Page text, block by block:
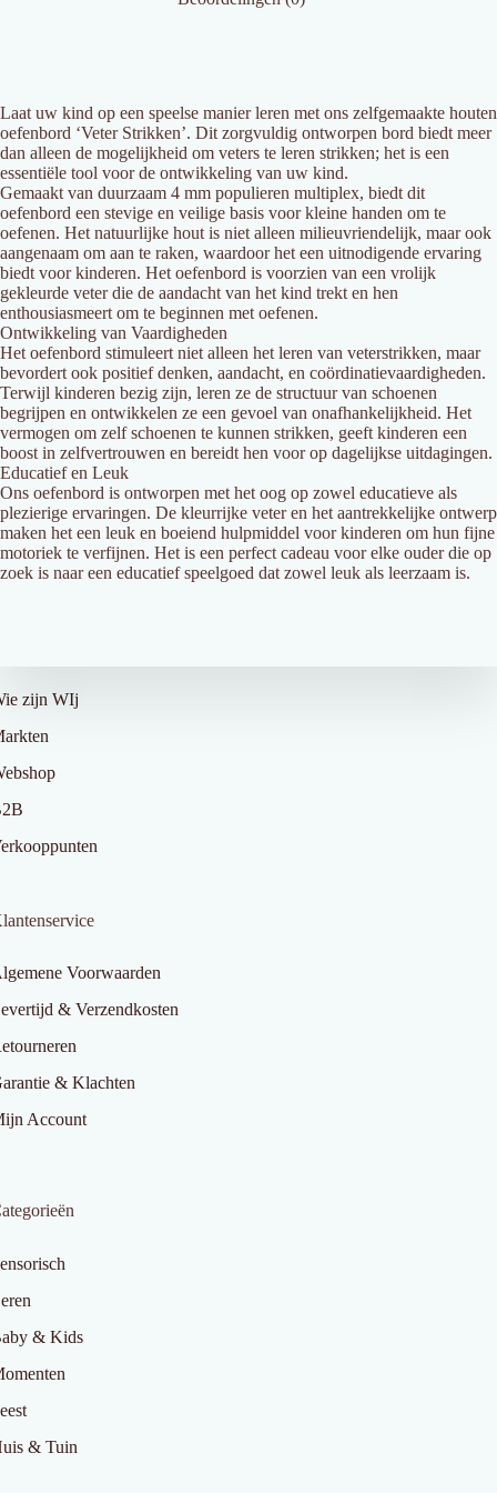
Laat uw kind op een speelse manier leren met ons zelfgemaakte houten
oefenbord ‘Veter Strikken’. Dit zorgvuldig ontworpen bord biedt meer
dan alleen de mogelijkheid om veters te leren strikken; het is een
essentiële tool voor de ontwikkeling van uw kind.
Gemaakt van duurzaam 4 mm populieren multiplex, biedt dit
oefenbord een stevige en veilige basis voor kleine handen om te
oefenen. Het natuurlijke hout is niet alleen milieuvriendelijk, maar ook
aangenaam om aan te raken, waardoor het een uitnodigende ervaring
biedt voor kinderen. Het oefenbord is voorzien van een vrolijk
gekleurde veter die de aandacht van het kind trekt en hen
enthousiasmeert om te beginnen met oefenen.
Ontwikkeling van Vaardigheden
Het oefenbord stimuleert niet alleen het leren van veterstrikken, maar
bevordert ook positief denken, aandacht, en coördinatievaardigheden.
Terwijl kinderen bezig zijn, leren ze de structuur van schoenen
begrijpen en ontwikkelen ze een gevoel van onafhankelijkheid. Het
vermogen om zelf schoenen te kunnen strikken, geeft kinderen een
boost in zelfvertrouwen en bereidt hen voor op dagelijkse uitdagingen.
Educatief en Leuk
Ons oefenbord is ontworpen met het oog op zowel educatieve als
plezierige ervaringen. De kleurrijke veter en het aantrekkelijke ontwerp
maken het een leuk en boeiend hulpmiddel voor kinderen om hun fijne
motoriek te verfijnen. Het is een perfect cadeau voor elke ouder die op
zoek is naar een educatief speelgoed dat zowel leuk als leerzaam is.
zijn WIj
Voorwaarden
& Verzendkosten
& Klachten
Account
& Kids
& Tuin